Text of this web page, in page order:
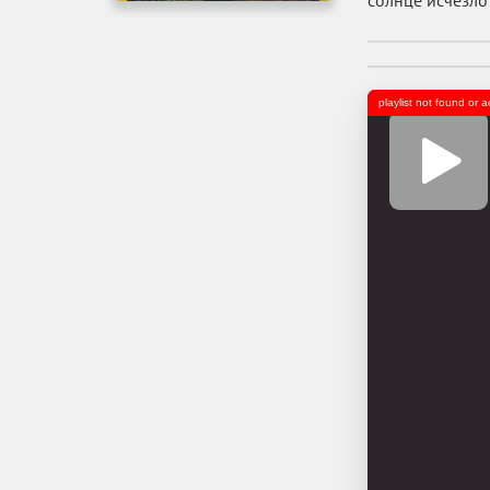
playlist not found or